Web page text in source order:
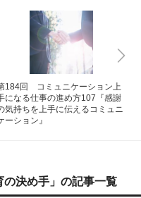
184回 コミュニケーション上
になる仕事の進め方107『感謝
気持ちを上手に伝えるコミュニ
ーション』
の決め手」の記事一覧